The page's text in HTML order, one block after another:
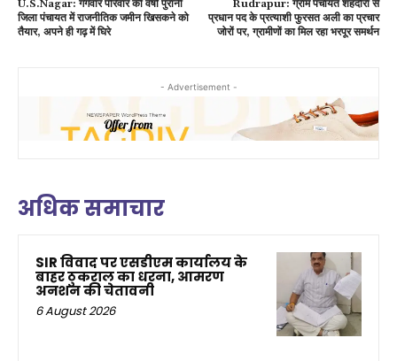
U.S.Nagar: गंगवार परिवार की वर्षों पुरानी
जिला पंचायत में राजनीतिक जमीन खिसकने को
तैयार, अपने ही गढ़ में घिरे
Rudrapur: ग्राम पंचायत शहदौरा से
प्रधान पद के प्रत्याशी फुरसत अली का प्रचार
जोरों पर, ग्रामीणों का मिल रहा भरपूर समर्थन
- Advertisement -
अधिक समाचार
SIR विवाद पर एसडीएम कार्यालय के
बाहर ठुकराल का धरना, आमरण
अनशन की चेतावनी
6 August 2026